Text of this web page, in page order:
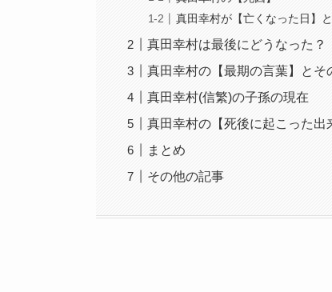
真田幸村が【亡くなった日】と
真田幸村は最後にどうなった？
真田幸村の【最期の言葉】とそ
真田幸村(信繁)の子孫の現在
真田幸村の【死後に起こった出
まとめ
その他の記事